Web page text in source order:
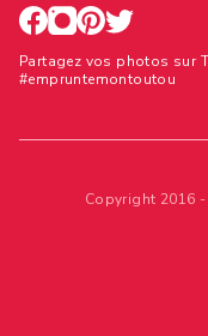
Partagez vos photos sur
#empruntemontoutou
Copyright 2016